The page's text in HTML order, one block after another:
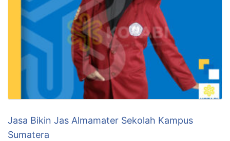
Jasa Bikin Jas Almamater Sekolah Kampus
Sumatera